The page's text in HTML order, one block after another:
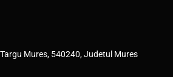
Mures, 540240, Judetul Mures